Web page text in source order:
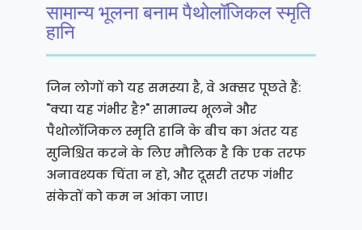
सामान्य भूलना बनाम पैथोलॉजिकल स्मृति
हानि
जिन लोगों को यह समस्या है, वे अक्सर पूछते हैं:
"क्या यह गंभीर है?" सामान्य भूलने और
पैथोलॉजिकल स्मृति हानि के बीच का अंतर यह
सुनिश्चित करने के लिए मौलिक है कि एक तरफ
अनावश्यक चिंता न हो, और दूसरी तरफ गंभीर
संकेतों को कम न आंका जाए।